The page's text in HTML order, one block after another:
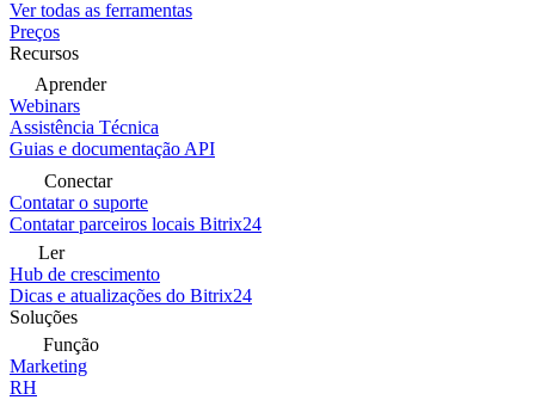
Ver todas as ferramentas
Preços
Recursos
Aprender
Webinars
Assistência Técnica
Guias e documentação API
Conectar
Contatar o suporte
Contatar parceiros locais Bitrix24
Ler
Hub de crescimento
Dicas e atualizações do Bitrix24
Soluções
Função
Marketing
RH